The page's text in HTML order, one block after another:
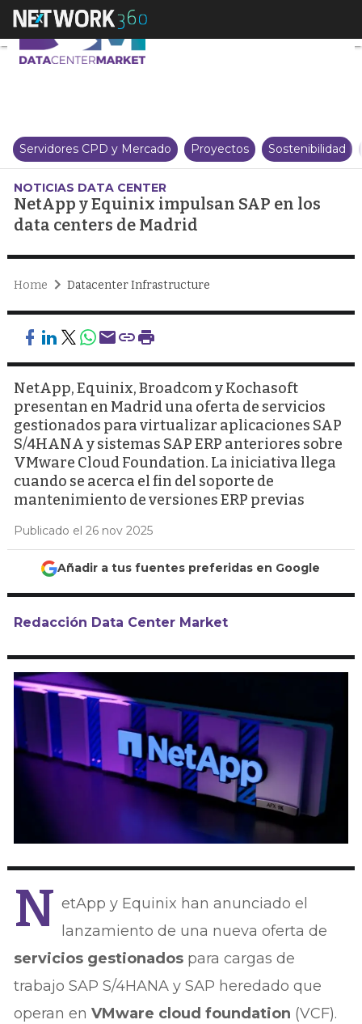
NetApp y Equinix impulsan
Servidores CPD y Mercado Proyectos Sostenibilidad
NOTICIAS DATA CENTER
NetApp y Equinix impulsan SAP en los
data centers de Madrid
Home Datacenter Infrastructure
NetApp, Equinix, Broadcom y Kochasoft
presentan en Madrid una oferta de servicios
gestionados para virtualizar aplicaciones SAP
S/4HANA y sistemas SAP ERP anteriores sobre
VMware Cloud Foundation. La iniciativa llega
cuando se acerca el fin del soporte de
mantenimiento de versiones ERP previas
Publicado el 26 nov 2025
Añadir a tus fuentes preferidas en Google
Redacción Data Center Market
N etApp y Equinix han anunciado el
lanzamiento de una nueva oferta de
servicios gestionados para cargas de
trabajo SAP S/4HANA y SAP heredado que
operan enVMware cloud foundation (VCF).